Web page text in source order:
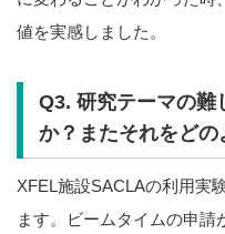
値を実感しました。
Q3. 研究テーマの難
か？またそれをどの
XFEL施設SACLAの利用実
ます。ビームタイムの申